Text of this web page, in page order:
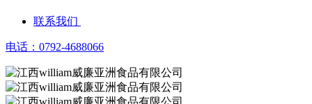
联系我们
电话：0792-4688066